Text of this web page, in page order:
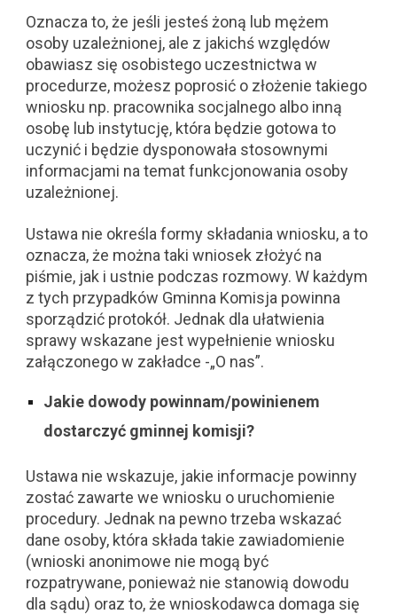
Oznacza to, że jeśli jesteś żoną lub mężem
osoby uzależnionej, ale z jakichś względów
obawiasz się osobistego uczestnictwa w
procedurze, możesz poprosić o złożenie takiego
wniosku np. pracownika socjalnego albo inną
osobę lub instytucję, która będzie gotowa to
uczynić i będzie dysponowała stosownymi
informacjami na temat funkcjonowania osoby
uzależnionej.
Ustawa nie określa formy składania wniosku, a to
oznacza, że można taki wniosek złożyć na
piśmie, jak i ustnie podczas rozmowy. W każdym
z tych przypadków Gminna Komisja powinna
sporządzić protokół. Jednak dla ułatwienia
sprawy wskazane jest wypełnienie wniosku
załączonego w zakładce -„O nas”.
Jakie dowody powinnam/powinienem
dostarczyć gminnej komisji?
Ustawa nie wskazuje, jakie informacje powinny
zostać zawarte we wniosku o uruchomienie
procedury. Jednak na pewno trzeba wskazać
dane osoby, która składa takie zawiadomienie
(wnioski anonimowe nie mogą być
rozpatrywane, ponieważ nie stanowią dowodu
dla sądu) oraz to, że wnioskodawca domaga się